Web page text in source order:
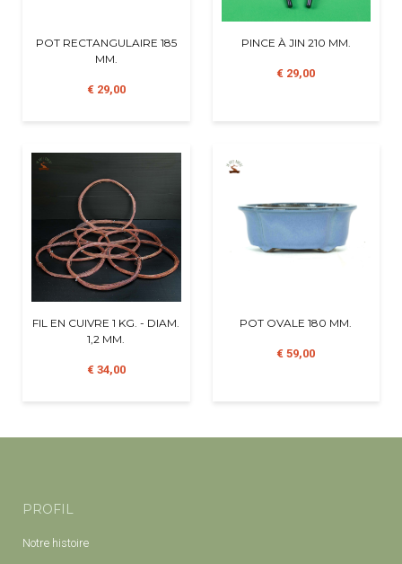
POT RECTANGULAIRE 185
MM.
€ 29,00
PINCE À JIN 210 MM.
€ 29,00
FIL EN CUIVRE 1 KG. - DIAM.
1,2 MM.
€ 34,00
POT OVALE 180 MM.
€ 59,00
PROFIL
Notre histoire